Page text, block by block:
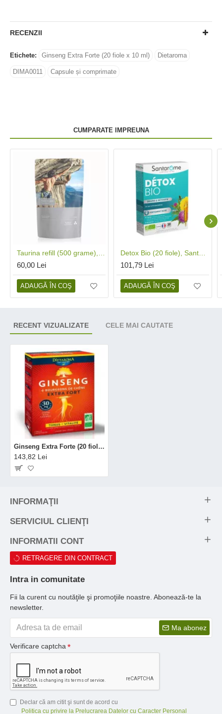
RECENZII
Etichete: Ginseng Extra Forte (20 fiole x 10 ml) Dietaroma
DIMA0011 Capsule și comprimate
CUMPARATE IMPREUNA
60,00 Lei
ADAUGĂ ÎN COŞ
101,79 Lei
ADAUGĂ ÎN COŞ
RECENT VIZUALIZATE CELE MAI CAUTATE
Ginseng Extra Forte (20 fiole x 10 ml), Dietaroma
143,82 Lei
INFORMAŢII
SERVICIUL CLIENŢI
INFORMATII CONT
RETRAGERE DIN CONTRACT
Intra in comunitate
Fii la curent cu noutăţile şi promoţiile noastre. Abonează-te la
newsletter.
Ma abonez
Verificare captcha
Declar că am citit şi sunt de acord cu
Politica cu privire la Prelucrarea Datelor cu Caracter Personal